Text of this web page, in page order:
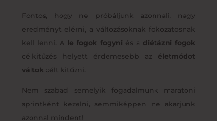
Fontos, hogy ne próbáljunk azonnali, nagy
eredményt elérni, a változásoknak fokozatosnak
kell lenni. A le fogok fogyni és a diétázni fogok
célkitűzés helyett érdemesebb az életmódot
váltokcélt kitűzni.
Nem szabad semelyik fogadalmunk maratoni
sprintként kezelni, semmiképpen ne akarjunk
azonnal mindent!